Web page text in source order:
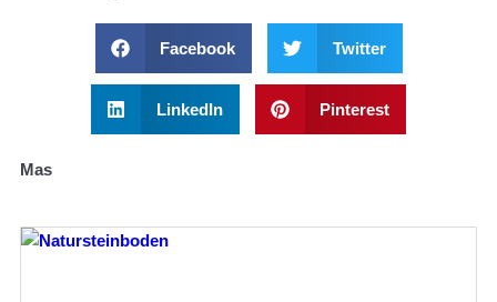
Facebook Twitter
LinkedIn Pinterest
Mas